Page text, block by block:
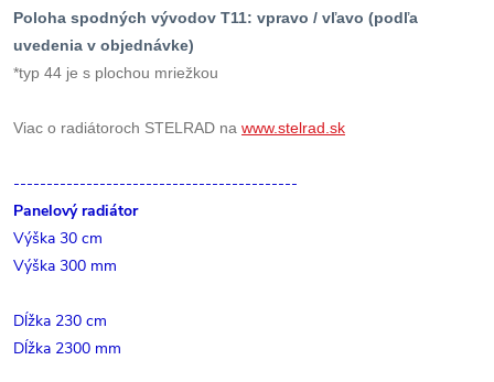
Poloha spodných vývodov T11: vpravo / vľavo (podľa
uvedenia v objednávke)
*typ 44 je s plochou mriežkou
Viac o radiátoroch STELRAD na www.stelrad.sk
-------------------------------------------
Panelový radiátor
Výška 30 cm
Výška 300 mm
Dĺžka 230 cm
Dĺžka 2300 mm